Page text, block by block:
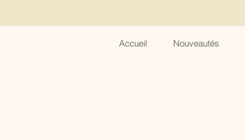
Accueil Nouveautés